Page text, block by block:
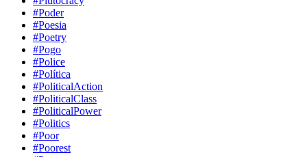
#Poder
#Poesia
#Poetry
#Pogo
#Police
#Política
#PoliticalAction
#PoliticalClass
#PoliticalPower
#Politics
#Poor
#Poorest